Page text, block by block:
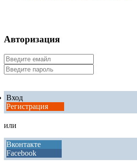
Авторизация
Вход
Регистрация
или
Вконтакте
Facebook